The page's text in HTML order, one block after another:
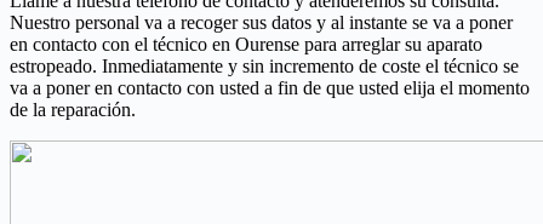
Nuestro personal va a recoger sus datos y al instante se va a poner
en contacto con el técnico en Ourense para arreglar su aparato
estropeado. Inmediatamente y sin incremento de coste el técnico se
va a poner en contacto con usted a fin de que usted elija el momento
de la reparación.